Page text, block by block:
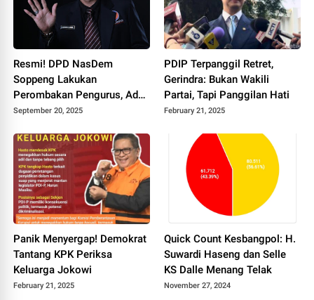
Resmi! DPD NasDem
Soppeng Lakukan
Perombakan Pengurus, Ade
Irawan W Nakhodai Partai
September 20, 2025
PDIP Terpanggil Retret,
Gerindra: Bukan Wakili
Partai, Tapi Panggilan Hati
February 21, 2025
Panik Menyergap! Demokrat
Tantang KPK Periksa
Keluarga Jokowi
February 21, 2025
Quick Count Kesbangpol: H.
Suwardi Haseng dan Selle
KS Dalle Menang Telak
November 27, 2024